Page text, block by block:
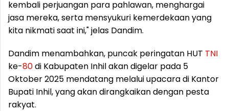
kembali perjuangan para pahlawan, menghargai
jasa mereka, serta mensyukuri kemerdekaan yang
kita nikmati saat ini," jelas Dandim.
Dandim menambahkan, puncak peringatan HUT TNI
ke-80di Kabupaten Inhil akan digelar pada 5
Oktober 2025 mendatang melalui upacara di Kantor
Bupati Inhil, yang akan dirangkaikan dengan pesta
rakyat.